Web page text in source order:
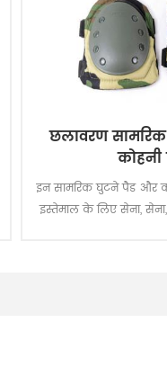
छलावरण
कोहनी
इन सामरिक घुटने पैड और
इस्तेमाल के लिए सेना, सेना,